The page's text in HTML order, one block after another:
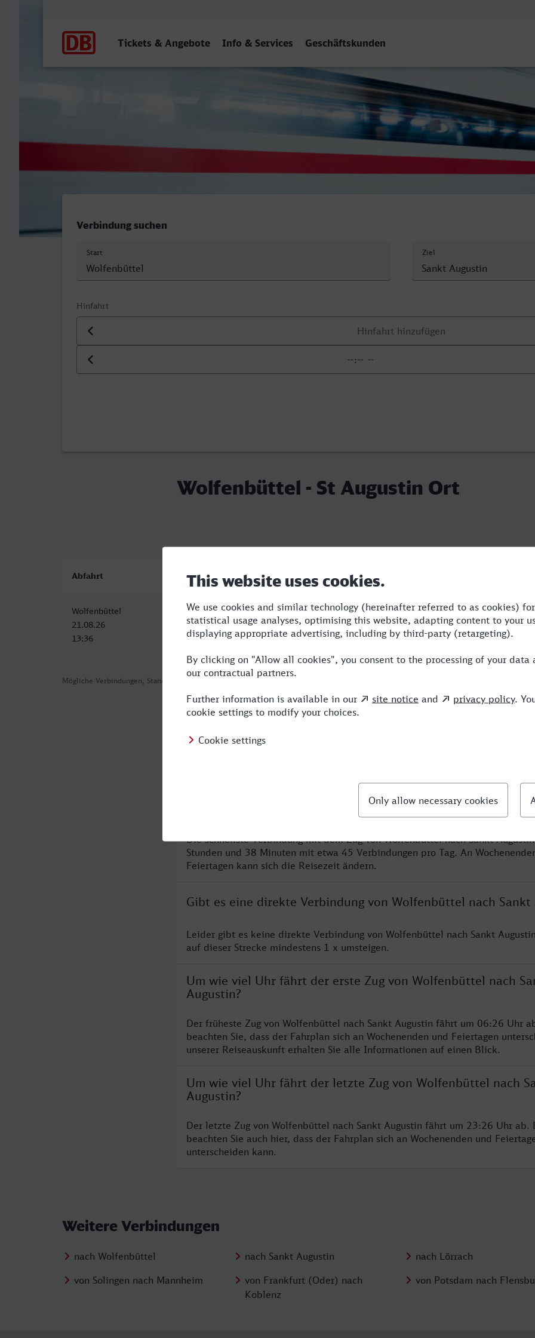
Tickets & Angebote Info & Services Geschäftskunden
Wolfenbüttel - St Augustin Ort
Verbindung suchen
Start Ziel
Hinfahrt
Datum der Hinfahrt
Uhrzeit der Hinfahrt
Wolfenbüttel - St Augustin Ort
Mögliche Verbindungen, Stand: 2026-08-07 02:08
Abfahrt Ankunft Umstiege
Wolfenbüttel
21.08.26
13:36
St Augustin Ort
21.08.26
18:14
4:38 3 RB,STR,ICE
Was ist die schnellste Verbindung von Wolfenbüttel nach
Die schnellste Verbindung mit dem Zug von Wolfenbüttel nach Sankt
Stunden und 38 Minuten mit etwa 45 Verbindungen pro Tag. An
Feiertagen kann sich die Reisezeit ändern.
Gibt es eine direkte Verbindung von Wolfenbüttel nach Sankt
Leider gibt es keine direkte Verbindung von Wolfenbüttel nach Sankt
auf dieser Strecke mindestens 1 x umsteigen.
Um wie viel Uhr fährt der erste Zug von Wolfenbüttel nach
Augustin?
Der früheste Zug von Wolfenbüttel nach Sankt Augustin fährt um 06:26 Uhr
beachten Sie, dass der Fahrplan sich an Wochenenden und Feiertagen
unserer Reiseauskunft erhalten Sie alle Informationen auf einen Blick.
Um wie viel Uhr fährt der letzte Zug von Wolfenbüttel nach
Augustin?
Der letzte Zug von Wolfenbüttel nach Sankt Augustin fährt um 23:26 Uhr ab.
beachten Sie auch hier, dass der Fahrplan sich an Wochenenden und
unterscheiden kann.
Weitere Verbindungen
nach Wolfenbüttel nach Sankt Augustin nach Lörrach
von Solingen nach Mannheim
von Frankfurt (Oder) nach
Koblenz
von Potsdam nach